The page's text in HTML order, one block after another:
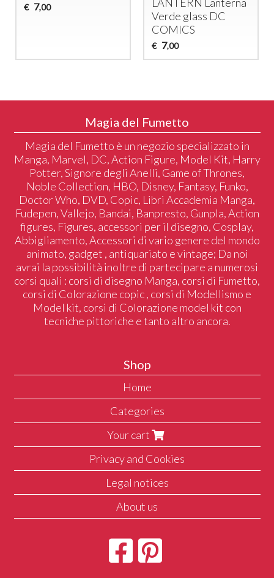
€ 7,00
Verde glass DC
COMICS
€ 7,00
Magia del Fumetto
Magia del Fumetto è un negozio specializzato in
Manga, Marvel, DC, Action Figure, Model Kit, Harry
Potter, Signore degli Anelli, Game of Thrones,
Noble Collection, HBO, Disney, Fantasy, Funko,
Doctor Who, DVD, Copic, Libri Accademia Manga,
Fudepen, Vallejo, Bandai, Banpresto, Gunpla, Action
figures, Figures, accessori per il disegno, Cosplay,
Abbigliamento, Accessori di vario genere del mondo
animato, gadget , antiquariato e vintage; Da noi
avrai la possibilità inoltre di partecipare a numerosi
corsi quali : corsi di disegno Manga, corsi di Fumetto,
corsi di Colorazione copic , corsi di Modellismo e
Model kit, corsi di Colorazione model kit con
tecniche pittoriche e tanto altro ancora.
Shop
Home
Categories
Your cart
Privacy and Cookies
Legal notices
About us